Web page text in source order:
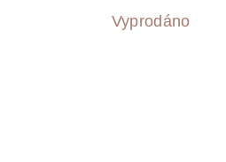
Vyprodáno